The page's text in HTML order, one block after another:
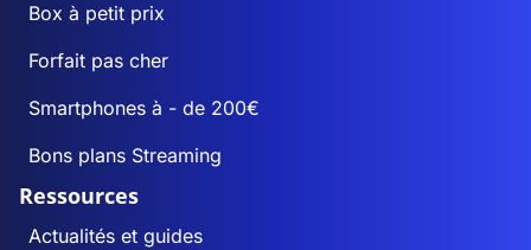
Box à petit prix
Forfait pas cher
Smartphones à - de 200€
Bons plans Streaming
Ressources
Actualités et guides